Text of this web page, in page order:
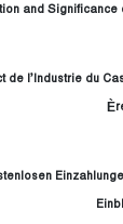
and
de l’Industrie du